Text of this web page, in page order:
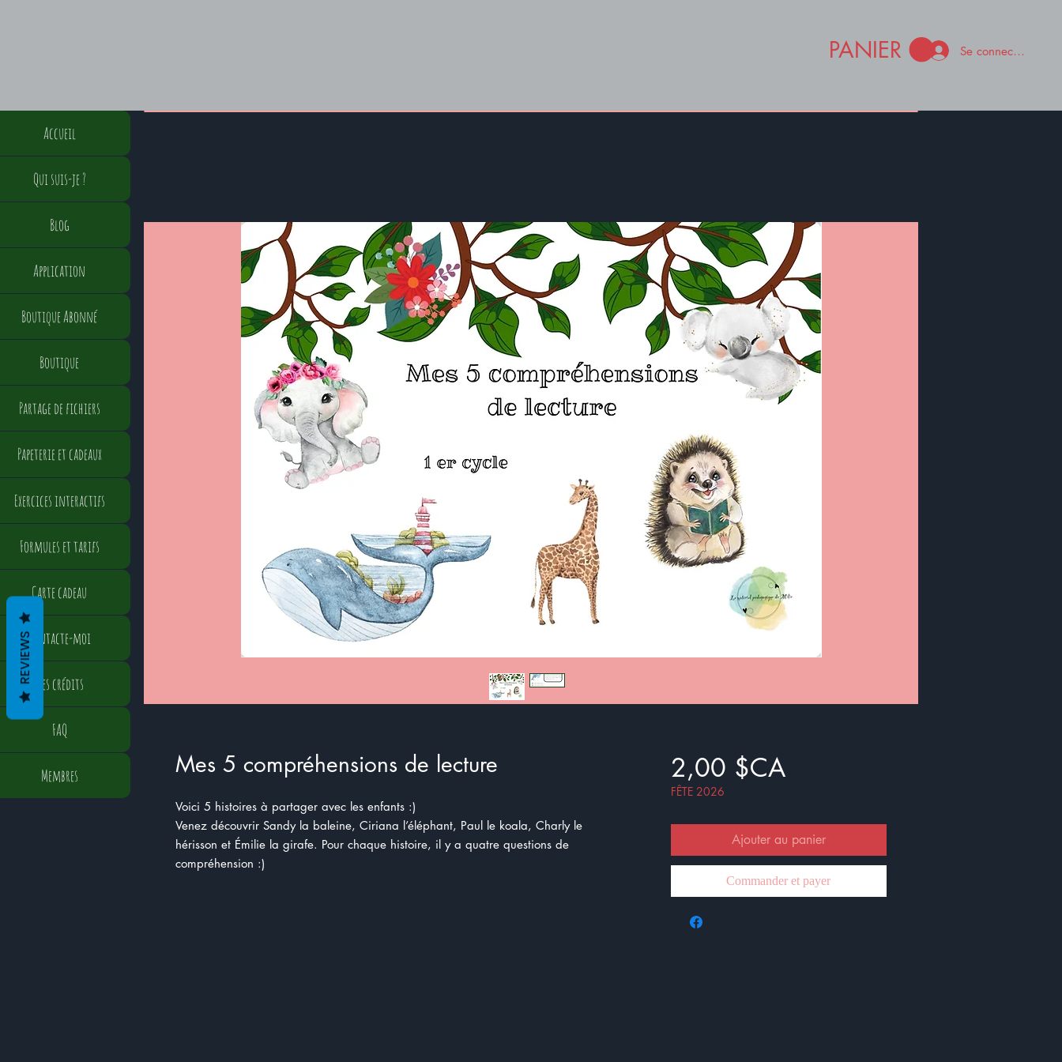
PANIER Se connecter
Mes 5 compréhensions de lecture
Voici 5 histoires à partager avec les enfants :)
Venez découvrir Sandy la baleine, Ciriana l’éléphant, Paul le koala, Charly le
hérisson et Émilie la girafe. Pour chaque histoire, il y a quatre questions de
compréhension :)
2,00 $CAPrix
FÊTE 2026
Ajouter au panier
Commander et payer
Accueil
Qui suis-je ?
Blog
Application
Boutique Abonné
Boutique
Partage de fichiers
Papeterie et cadeaux
Exercices interactifs
Formules et tarifs
Carte cadeau
Contacte-moi
Mes crédits
FAQ
Membres
REVIEWS